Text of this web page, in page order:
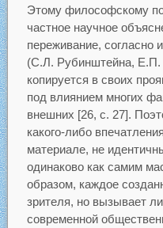
Этому философскому
частное научное
переживание, согласно
(С.Л. Рубинштейна, Е.П.
копируется в своих
под влиянием многих
внешних [26, c. 27].
какого-либо
материале, не
одинаково как самим
образом, каждое
зрителя, но вызывает
современной